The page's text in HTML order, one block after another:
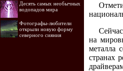
Десять самых необычных
водопадов мира
Фотографы-любители
открыли новую форму
северного сияния
на
металла
странах